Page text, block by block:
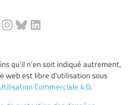
qu’il n’en soit indiqué autrement,
web est libre d’utilisation sous
Commerciale 4.0.